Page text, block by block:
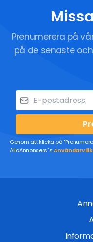
Prenumerera på
på de senaste
Genom att klicka på
AllaAnnonsers´s